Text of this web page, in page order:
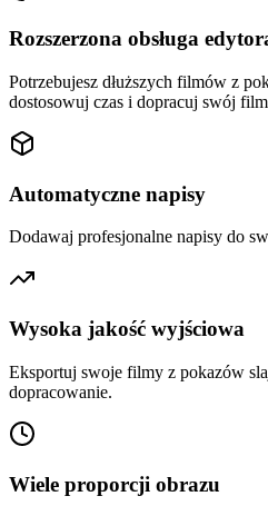
Rozszerzona obsługa
Potrzebujesz dłuższych filmów z
dostosowuj czas i dopracuj swój
Automatyczne napisy
Dodawaj profesjonalne napisy do
Wysoka jakość wyjściowa
Eksportuj swoje filmy z pokazów
dopracowanie.
Wiele proporcji obrazu